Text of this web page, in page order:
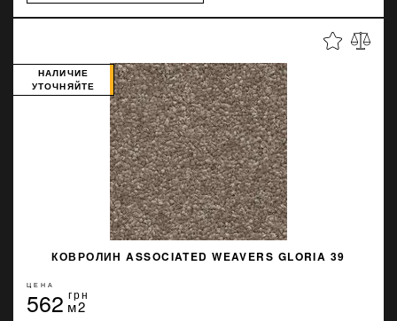
КОВРОЛИН ASSOCIATED WEAVERS GLORIA 39
НАЛИЧИЕ
УТОЧНЯЙТЕ
ЦЕНА
562 грн
м2